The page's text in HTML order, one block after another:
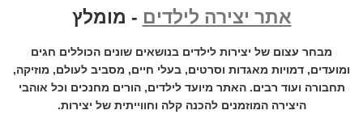
אתר יצירה לילדים - מומלץ
מבחר עצום של יצירות לילדים בנושאים שונים הכוללים חגים
ומועדים, דמויות מאגדות וסרטים, בעלי חיים, מסביב לעולם, מוזיקה,
תחבורה ועוד רבים. האתר מיועד לילדים, הורים מחנכים וכל אוהבי
היצירה המוזמנים להכנה קלה וחווייתית של יצירות.